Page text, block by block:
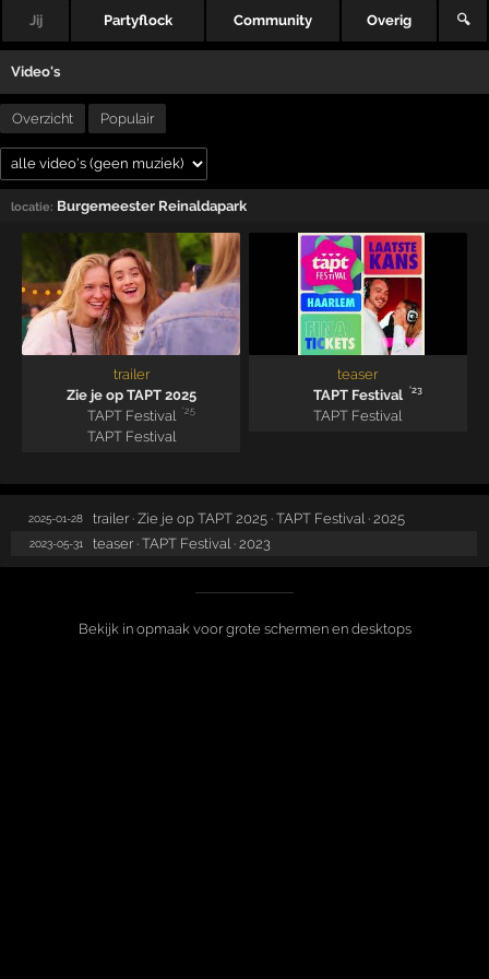
Jij Partyflock Community Overig 🔍
Video's
Overzicht Populair
locatie: Burgemeester Reinaldapark
trailer
Zie je op TAPT 2025
TAPT Festival
'25
TAPT Festival
teaser
TAPT Festival
'23
TAPT Festival
2025-01-28 trailer · Zie je op TAPT 2025 · TAPT Festival · 2025
2023-05-31 teaser · TAPT Festival · 2023
Bekijk in opmaak voor grote schermen en desktops